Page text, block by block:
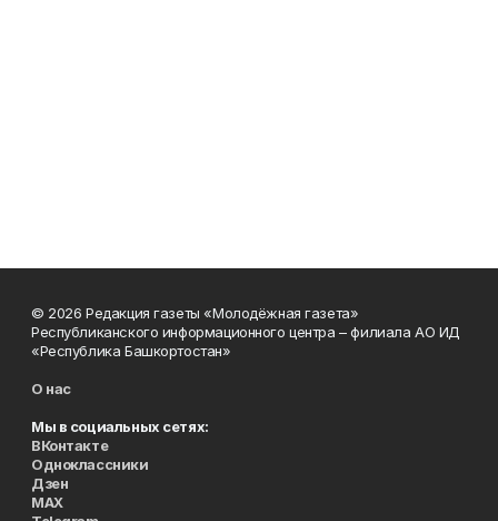
© 2026 Редакция газеты «Молодёжная газета»
Республиканского информационного центра – филиала АО ИД
«Республика Башкортостан»
О нас
Мы в социальных сетях:
ВКонтакте
Одноклассники
Дзен
MAX